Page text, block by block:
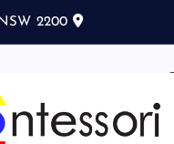
2200